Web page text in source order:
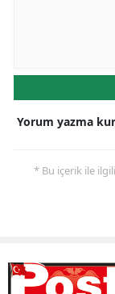
Yorum yazma
* Bu içerik ile